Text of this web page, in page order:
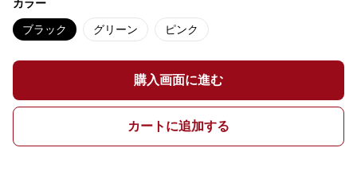
カラー
ブラック グリーン ピンク
購入画面に進む
カートに追加する